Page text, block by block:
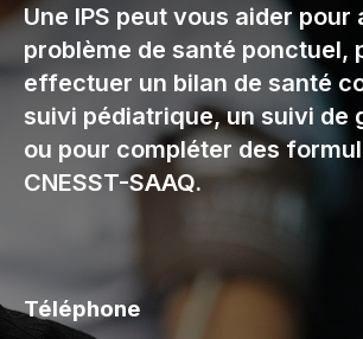
Une IPS peut vous aider pour
problème de santé ponctuel,
effectuer un bilan de santé
suivi pédiatrique, un suivi de
ou pour compléter des
CNESST-SAAQ.
Téléphone